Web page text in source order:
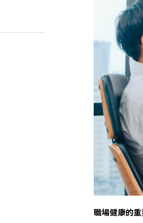
職場健康的